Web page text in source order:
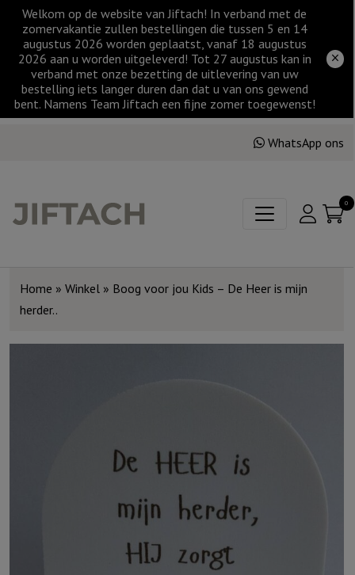
Welkom op de website van Jiftach! In verband met de
zomervakantie zullen bestellingen die tussen 5 en 14
augustus 2026 worden geplaatst, vanaf 18 augustus
2026 aan u worden uitgeleverd! Tot 27 augustus kan in
verband met onze bezetting de uitlevering van uw
bestelling iets langer duren dan dat u van ons gewend
bent. Namens Team Jiftach een fijne zomer toegewenst!
WhatsApp ons
0
Home » Winkel » Boog voor jou Kids – De Heer is mijn
herder..